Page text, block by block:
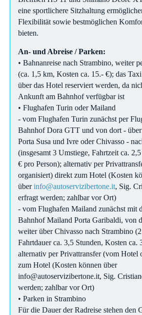
eine sportlichere Sitzhaltung
Flexibilität sowie bestmöglichen
bieten.
An- und Abreise / Parken:
• Bahnanreise nach Strambino, weiter
(ca. 1,5 km, Kosten ca. 15.- €); das
über das Hotel reserviert werden, da
Ankunft am Bahnhof verfügbar ist
• Flughafen Turin oder Mailand
- vom Flughafen Turin zunächst per
Bahnhof Dora GTT und von dort -
Porta Susa und Ivre oder Chivasso -
(insgesamt 3 Umstiege, Fahrtzeit ca.
€ pro Person); alternativ per
organisiert) direkt zum Hotel (Kosten
überinfo@autoservizibertone.it, Sig.
erfragt werden; zahlbar vor Ort)
- vom Flughafen Mailand zunächst mit
Bahnhof Mailand Porta Garibaldi, von
weiter über Chivasso nach Strambino
Fahrtdauer ca. 3,5 Stunden, Kosten ca.
alternativ per Privattransfer (vom Hotel
zum Hotel (Kosten können über
info@autoservizibertone.it, Sig.
werden; zahlbar vor Ort)
• Parken in Strambino
Für die Dauer der Radreise stehen den